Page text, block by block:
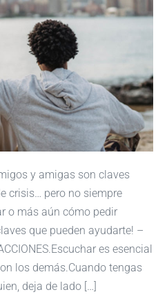
y amigas son claves
crisis… pero no siempre
o más aún cómo pedir
que pueden ayudarte! –
es esencial
los demás.Cuando tengas
deja de lado […]